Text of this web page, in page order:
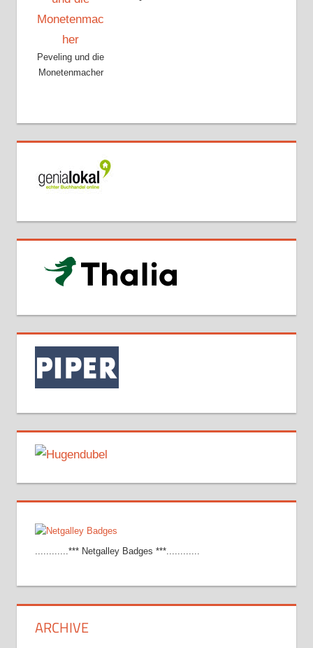
Peveling und die
Monetenmacher
............*** Netgalley Badges ***............
ARCHIVE